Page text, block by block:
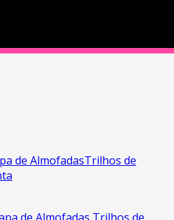
de AlmofadasTrilhos de